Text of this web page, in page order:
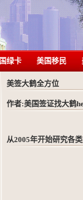
绿卡 美国移民
美签大鹤全方位
作者:美国签证找大鹤
从2005年开始研究各